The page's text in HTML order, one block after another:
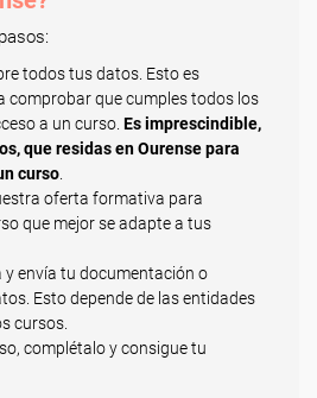
todos tus datos. Esto es
comprobar que cumples todos los
a un curso. Es imprescindible,
que residas en Ourense para
curso
oferta formativa para
que mejor se adapte a tus
y envía tu documentación o
Esto depende de las entidades
cursos.
complétalo y consigue tu